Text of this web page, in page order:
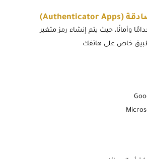
وأمانًا، حيث يتم إنشاء رمز متغير
خاص على هاتفك